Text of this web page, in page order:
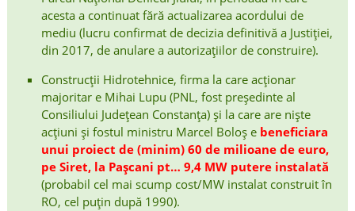
acesta a continuat fără actualizarea acordului de
mediu (lucru confirmat de decizia definitivă a Justiției,
din 2017, de anulare a autorizațiilor de construire).
Construcții Hidrotehnice, firma la care acționar
majoritar e Mihai Lupu (PNL, fost președinte al
Consiliului Județean Constanța) și la care are niște
acțiuni și fostul ministru Marcel Boloș e beneficiara
unui proiect de (minim) 60 de milioane de euro,
pe Siret, la Pașcani pt… 9,4 MW putere instalată
(probabil cel mai scump cost/MW instalat construit în
RO, cel puțin după 1990).